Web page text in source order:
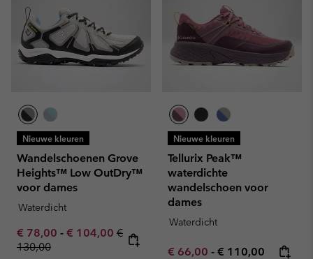
Nieuwe kleuren
Wandelschoenen Grove
Heights™ Low OutDry™
voor dames
Waterdicht
Minimum sale price:
€ 78,00 - Maximum sale price:
€ 104,00 Regular price:
€
130,00
Nieuwe kleuren
Tellurix Peak™
waterdichte
wandelschoen voor
dames
Waterdicht
Minimum sale price:
€ 66,00 - Maximum price:
€ 110,00